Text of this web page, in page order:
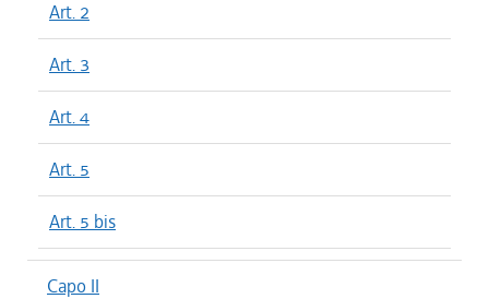
Art. 2
Art. 3
Art. 4
Art. 5
Art. 5 bis
Capo II